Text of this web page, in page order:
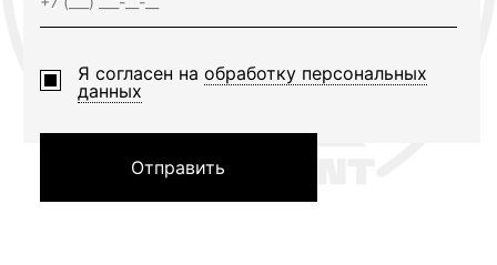
Я согласен на обработку персональных
данных
Отправить